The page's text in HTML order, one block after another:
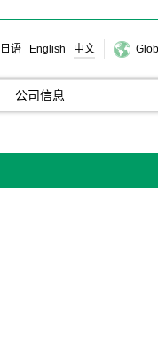
日语 English 中文
公司信息